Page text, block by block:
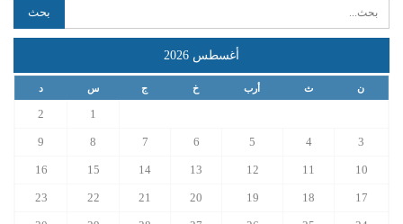
أغسطس 2026
ن ث أرب خ ج س د
1
2
3
4
5
6
7
8
9
10
11
12
13
14
15
16
17
18
19
20
21
22
23